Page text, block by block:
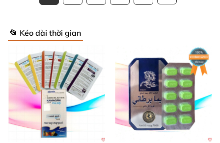
📂 Kéo dài thời gian